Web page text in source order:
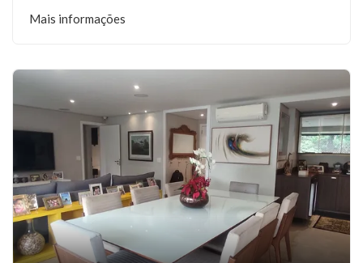
Mais informações